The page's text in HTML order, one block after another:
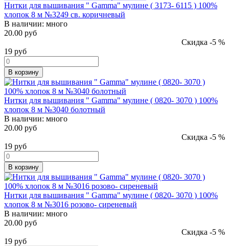
Нитки для вышивания " Gamma" мулине ( 3173- 6115 ) 100%
хлопок 8 м №3249 св. коричневый
В наличии: много
20.00 руб
Скидка -5 %
19 руб
В корзину
Нитки для вышивания " Gamma" мулине ( 0820- 3070 ) 100%
хлопок 8 м №3040 болотный
В наличии: много
20.00 руб
Скидка -5 %
19 руб
В корзину
Нитки для вышивания " Gamma" мулине ( 0820- 3070 ) 100%
хлопок 8 м №3016 розово- сиреневый
В наличии: много
20.00 руб
Скидка -5 %
19 руб